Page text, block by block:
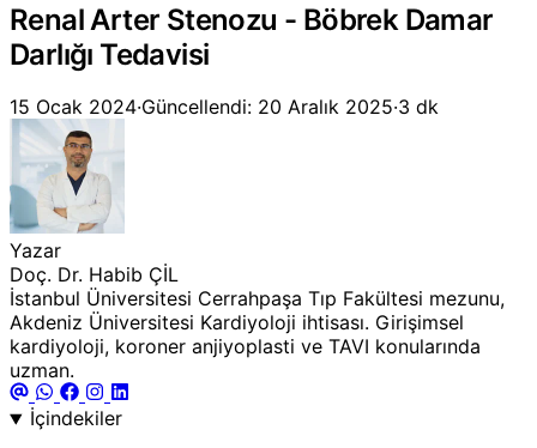
Renal Arter Stenozu - Böbrek Damar
Darlığı Tedavisi
15 Ocak 2024·Güncellendi: 20 Aralık 2025·3 dk
Yazar
Doç. Dr. Habib ÇİL
İstanbul Üniversitesi Cerrahpaşa Tıp Fakültesi mezunu,
Akdeniz Üniversitesi Kardiyoloji ihtisası. Girişimsel
kardiyoloji, koroner anjiyoplasti ve TAVI konularında
uzman.
İçindekiler